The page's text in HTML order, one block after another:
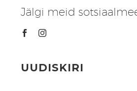
Jälgi meid
UUDISKIRI